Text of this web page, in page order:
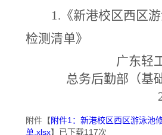
1.《新港校区西区
检测清单》
广东轻
总务后勤部（基
附件【附件1：新港校区西区游泳池
单.xlsx】已下载117次